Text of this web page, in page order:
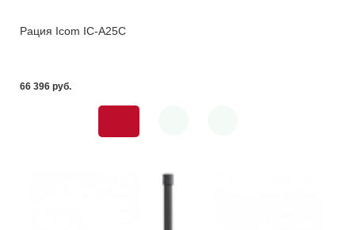
Рация Icom IC-A25C
66 396 pуб.